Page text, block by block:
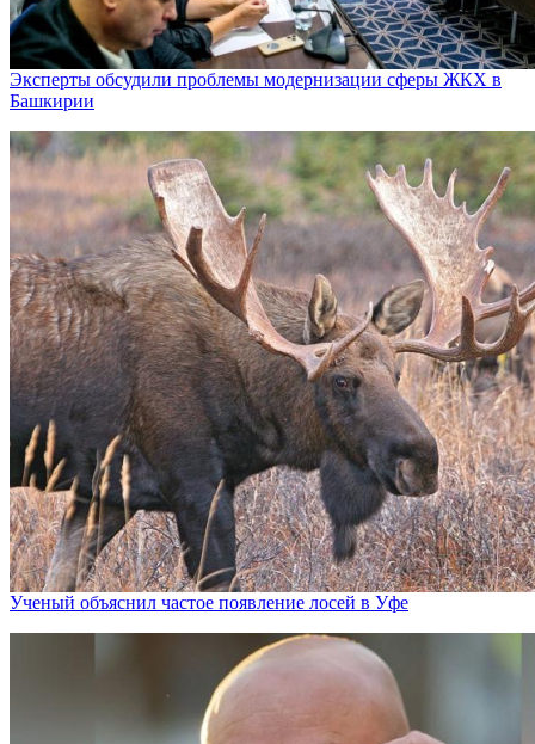
Эксперты обсудили проблемы модернизации сферы ЖКХ в
Башкирии
Ученый объяснил частое появление лосей в Уфе